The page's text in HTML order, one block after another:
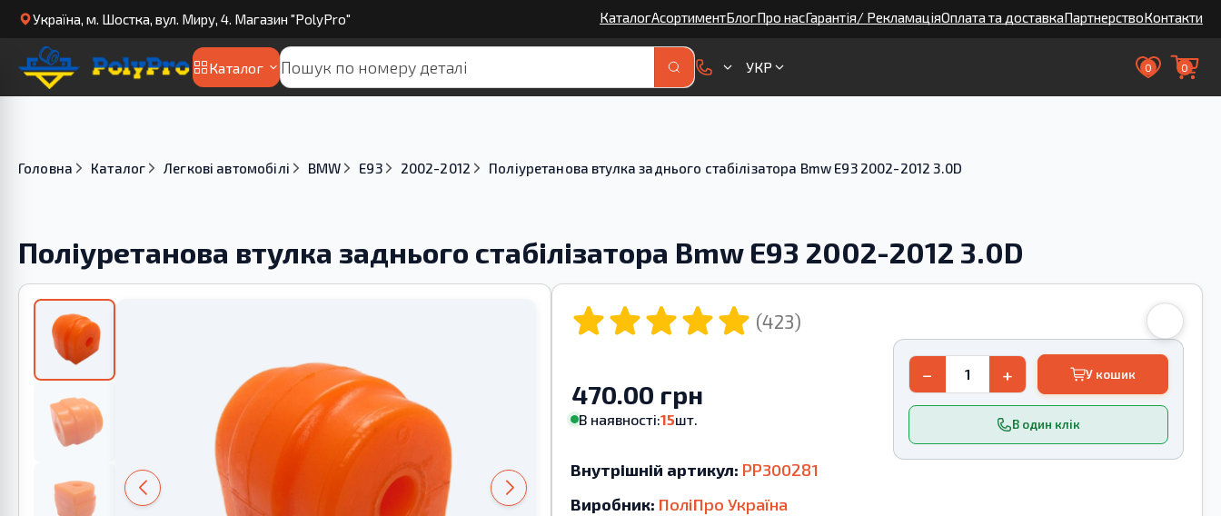
Українa, м. Шостка, вул. Миру, 4. Магазин "PolyPro" КаталогАсортиментБлогПро насГарантія/ РекламаціяОплата та доставкаПартнерствоКонтакти
Каталог УКР 0 0
Головна Каталог Легкові автомобілі BMW E93 2002-2012 Поліуретанова втулка заднього стабілізатора Bmw E93 2002-2012 3.0D
Поліуретанова втулка заднього стабілізатора Bmw E93 2002-2012 3.0D
(423)
470.00 грн
В наявності:15шт. В один клік
− + У кошик
Внутрішній артикул: PP300281
Виробник: ПоліПро Україна